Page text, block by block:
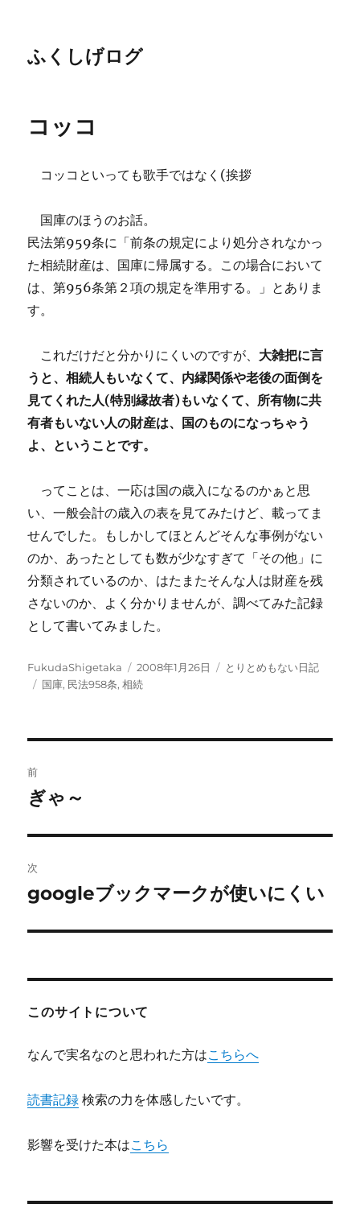
ふくしげログ
コッコ
コッコといっても歌手ではなく(挨拶
国庫のほうのお話。
民法第959条に「前条の規定により処分されなかっ
た相続財産は、国庫に帰属する。この場合において
は、第956条第２項の規定を準用する。」とありま
す。
これだけだと分かりにくいのですが、 大雑把に言
うと、相続人もいなくて、内縁関係や老後の面倒を
見てくれた人(特別縁故者)もいなくて、所有物に共
有者もいない人の財産は、国のものになっちゃう
よ、ということです。
ってことは、一応は国の歳入になるのかぁと思
い、一般会計の歳入の表を見てみたけど、載ってま
せんでした。もしかしてほとんどそんな事例がない
のか、あったとしても数が少なすぎて「その他」に
分類されているのか、はたまたそんな人は財産を残
さないのか、よく分かりませんが、調べてみた記録
として書いてみました。
投
稿
FukudaShigetaka
投
稿
2008年1月26日
カ
とりとめもない日記
タ
国庫, 民法958条,相続
稿
ビ
ゲ
ー
前
前
投
稿:
ぎゃ～
次
次
投
googleブックマークが使いにくい
このサイトについて
なんで実名なのと思われた方はこちらへ
読書記録 検索の力を体感したいです。
影響を受けた本はこちら